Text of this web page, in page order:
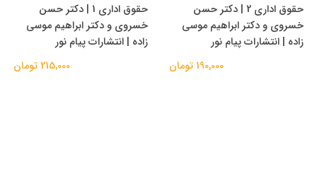
حقوق اداری 2 | دکتر حسن
خسروی و دکتر ابراهیم موسی
زاده | انتشارات پیام نور
190,000 تومان
حقوق اداری 1 | دکتر حسن
خسروی و دکتر ابراهیم موسی
زاده | انتشارات پیام نور
215,000 تومان